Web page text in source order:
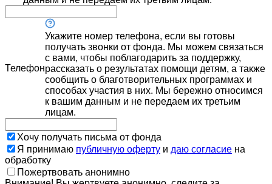
Телефон
Укажите номер телефона, если вы готовы
получать звонки от фонда. Мы можем связаться
с вами, чтобы поблагодарить за поддержку,
рассказать о результатах помощи детям, а также
сообщить о благотворительных программах и
способах участия в них. Мы бережно относимся
к вашим данным и не передаем их третьим
лицам.
Хочу получать письма от фонда
Я принимаю публичную оферту и даю согласие на
обработку
Пожертвовать анонимно